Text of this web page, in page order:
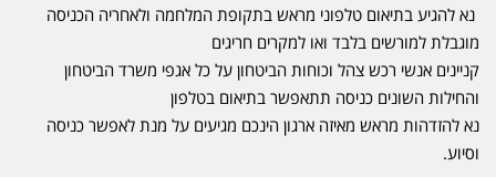
נא להגיע בתיאום טלפוני מראש בתקופת המלחמה ולאחריה הכניסה
מוגבלת למורשים בלבד ואו למקרים חריגים
קניינים אנשי רכש צהל וכוחות הביטחון על כל אגפי משרד הביטחון
והחילות השונים כניסה תתאפשר בתיאום בטלפון
נא להזדהות מראש מאיזה ארגון הינכם מגיעים על מנת לאפשר כניסה
וסיוע.